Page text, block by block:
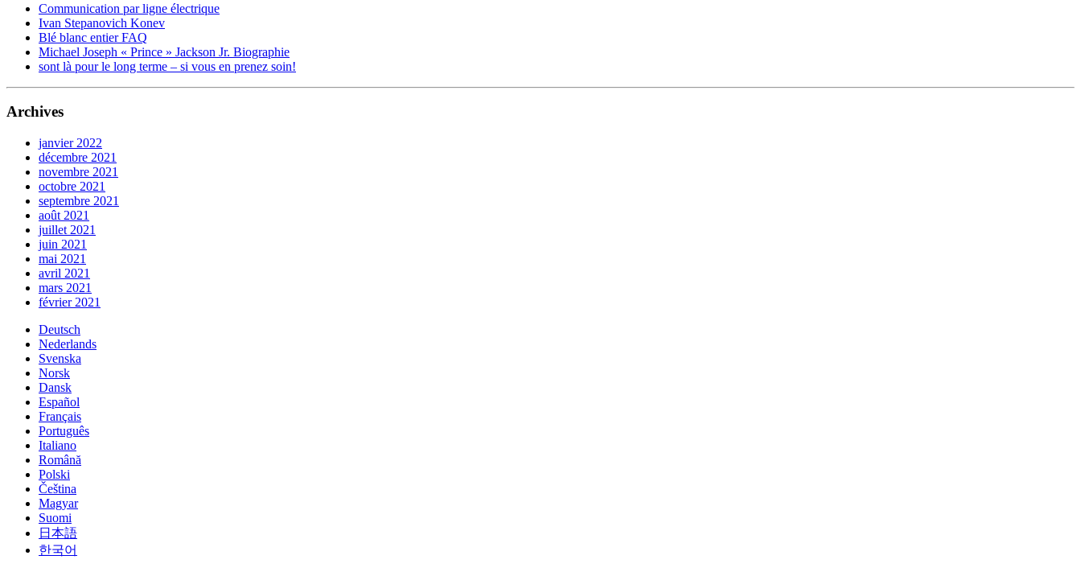
Communication par ligne électrique
Ivan Stepanovich Konev
Blé blanc entier FAQ
Michael Joseph « Prince » Jackson Jr. Biographie
sont là pour le long terme – si vous en prenez soin!
Archives
janvier 2022
décembre 2021
novembre 2021
octobre 2021
septembre 2021
août 2021
juillet 2021
juin 2021
mai 2021
avril 2021
mars 2021
février 2021
Deutsch
Nederlands
Svenska
Norsk
Dansk
Español
Français
Português
Italiano
Română
Polski
Čeština
Magyar
Suomi
日本語
한국어